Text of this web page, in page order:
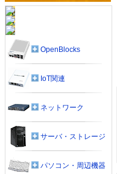
OpenBlocks
IoT関連
ネットワーク
サーバ・ストレージ
パソコン・周辺機器